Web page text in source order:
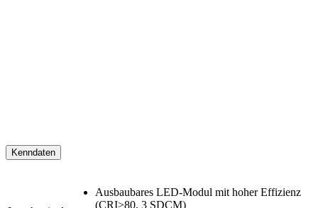
Kenndaten
Ausbaubares LED-Modul mit hoher Effizienz
(CRI>80, 3 SDCM)